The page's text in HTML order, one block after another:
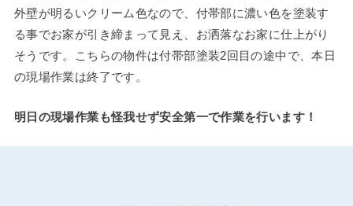
外壁が明るいクリーム色なので、付帯部に濃い色を塗装す
る事でお家が引き締まって見え、お洒落なお家に仕上がり
そうです。こちらの物件は付帯部塗装2回目の途中で、本日
の現場作業は終了です。
明日の現場作業も怪我せず安全第一で作業を行います！